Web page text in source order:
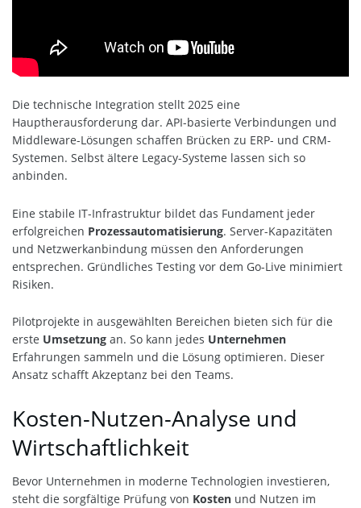
Die technische Integration stellt 2025 eine
Hauptherausforderung dar. API-basierte Verbindungen und
Middleware-Lösungen schaffen Brücken zu ERP- und CRM-
Systemen. Selbst ältere Legacy-Systeme lassen sich so
anbinden.
Eine stabile IT-Infrastruktur bildet das Fundament jeder
erfolgreichen Prozessautomatisierung. Server-Kapazitäten
und Netzwerkanbindung müssen den Anforderungen
entsprechen. Gründliches Testing vor dem Go-Live minimiert
Risiken.
Pilotprojekte in ausgewählten Bereichen bieten sich für die
erste Umsetzung an. So kann jedes Unternehmen
Erfahrungen sammeln und die Lösung optimieren. Dieser
Ansatz schafft Akzeptanz bei den Teams.
Kosten-Nutzen-Analyse und
Wirtschaftlichkeit
Bevor Unternehmen in moderne Technologien investieren,
steht die sorgfältige Prüfung von Kosten und Nutzen im